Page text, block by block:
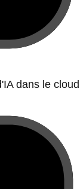
dans le cloud